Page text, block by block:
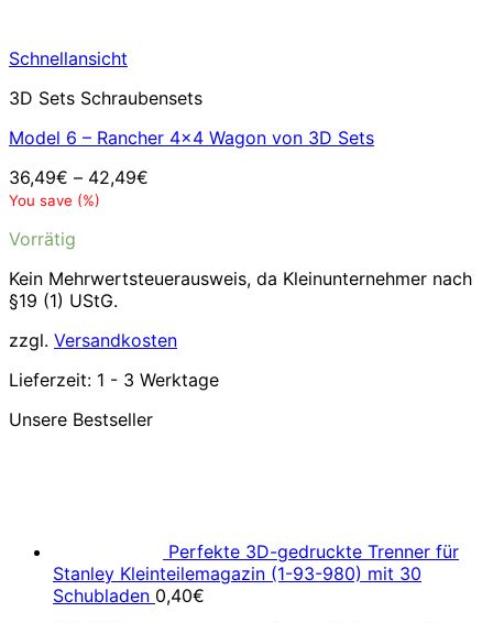
Schnellansicht
3D Sets Schraubensets
Model 6 – Rancher 4×4 Wagon von 3D Sets
36,49€ – 42,49€
You save (%)
Vorrätig
Kein Mehrwertsteuerausweis, da Kleinunternehmer nach
§19 (1) UStG.
zzgl. Versandkosten
Lieferzeit: 1 - 3 Werktage
Unsere Bestseller
Perfekte 3D-gedruckte Trenner für
Stanley Kleinteilemagazin (1-93-980) mit 30
Schubladen 0,40€